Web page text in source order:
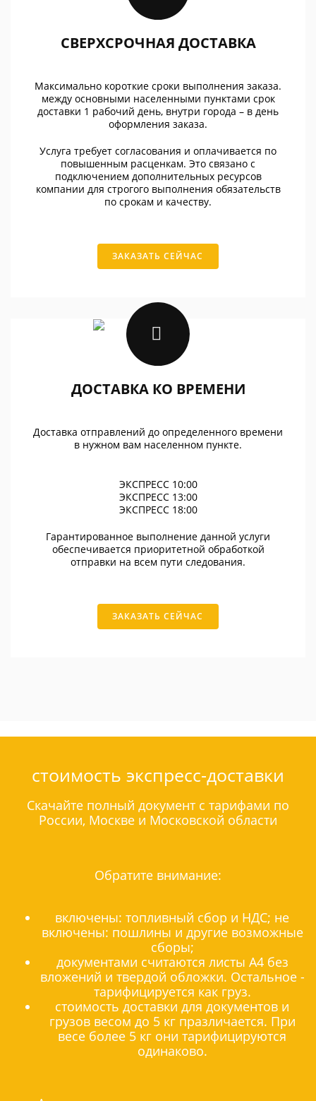
СВЕРХСРОЧНАЯ ДОСТАВКА
Максимально короткие сроки выполнения заказа.
между основными населенными пунктами срок
доставки 1 рабочий день, внутри города – в день
оформления заказа.
Услуга требует согласования и оплачивается по
повышенным расценкам. Это связано с
подключением дополнительных ресурсов
компании для строгого выполнения обязательств
по срокам и качеству.
ЗАКАЗАТЬ СЕЙЧАС
ДОСТАВКА КО ВРЕМЕНИ
Доставка отправлений до определенного времени
в нужном вам населенном пункте.
ЭКСПРЕСС 10:00
ЭКСПРЕСС 13:00
ЭКСПРЕСС 18:00
Гарантированное выполнение данной услуги
обеспечивается приоритетной обработкой
отправки на всем пути следования.
ЗАКАЗАТЬ СЕЙЧАС
стоимость экспресс-доставки
Скачайте полный документ с тарифами по
России, Москве и Московской области
Обратите внимание:
включены: топливный сбор и НДС; не
включены: пошлины и другие возможные
сборы;
документами считаются листы А4 без
вложений и твердой обложки. Остальное -
тарифицируется как груз.
стоимость доставки для документов и
грузов весом до 5 кг празличается. При
весе более 5 кг они тарифицируются
одинаково.